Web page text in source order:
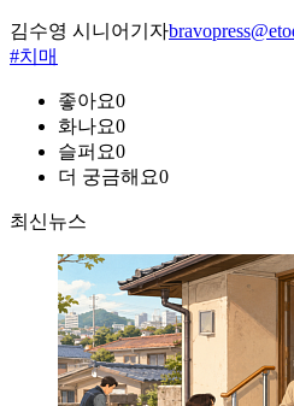
김수영 시니어기자
#치매
좋아요0
화나요0
슬퍼요0
더 궁금해요0
최신뉴스